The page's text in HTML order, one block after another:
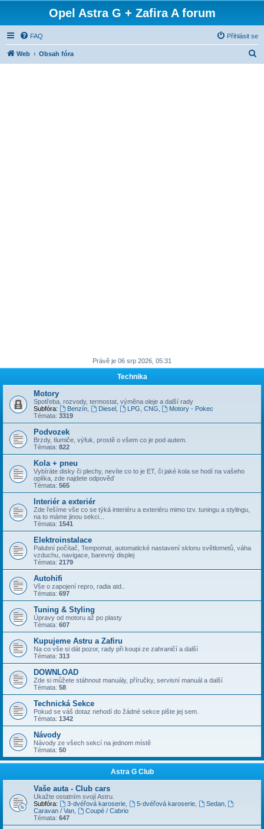
Opel Astra G + Zafira A forum
FAQ Přihlásit se
Web Obsah fóra
Právě je 06 srp 2026, 05:31
Technika
Motory
Spotřeba, rozvody, termostat, výměna oleje a další rady
Subfóra:
Benzín, Diesel, LPG, CNG
Motory - Pokec
Témata: 3319
Podvozek
Brzdy, tlumiče, výfuk, prostě o všem co je pod autem.
Témata: 822
Kola + pneu
Vybíráte disky či plechy, nevíte co to je ET, či jaké kola se hodí na vašeho
oplíka, zde najdete odpověď
Témata: 565
Interiér a exteriér
Zde řešíme vše co se týká interiéru a exteriéru mimo tzv. tuningu a stylingu,
na to máme jinou sekci...
Témata: 1541
Elektroinstalace
Palubní počítač, Tempomat, automatické nastavení sklonu světlometů, váha
vzduchu, navigace, barevný displej
Témata: 2179
Autohifi
Vše o zapojení repro, radia atd..
Témata: 697
Tuning & Styling
Úpravy od motoru až po plasty
Témata: 607
Kupujeme Astru a Zafiru
Na co vše si dát pozor, rady při koupi ze zahraničí a další
Témata: 313
DOWNLOAD
Zde si můžete stáhnout manuály, příručky, servisní manuál a další
Témata: 58
Technická Sekce
Pokud se váš dotaz nehodí do žádné sekce pište jej sem.
Témata: 1342
Návody
Návody ze všech sekcí na jednom místě
Témata: 50
Astra G Club
Vaše auta - Club cars
Ukažte ostatním svojí Astru.
Subfóra:
3-dvéřová karoserie, 5-dvéřová karoserie, Sedan,
Caravan / Van
Coupé / Cabrio
Témata: 647